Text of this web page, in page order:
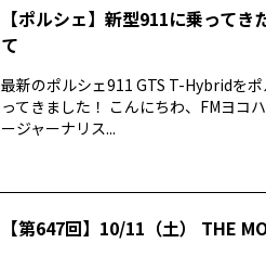
【ポルシェ】新型911に乗って
て
最新のポルシェ911 GTS T-Hybridを
ってきました！ こんにちわ、FMヨコ
ージャーナリス...
【第647回】10/11（土） THE